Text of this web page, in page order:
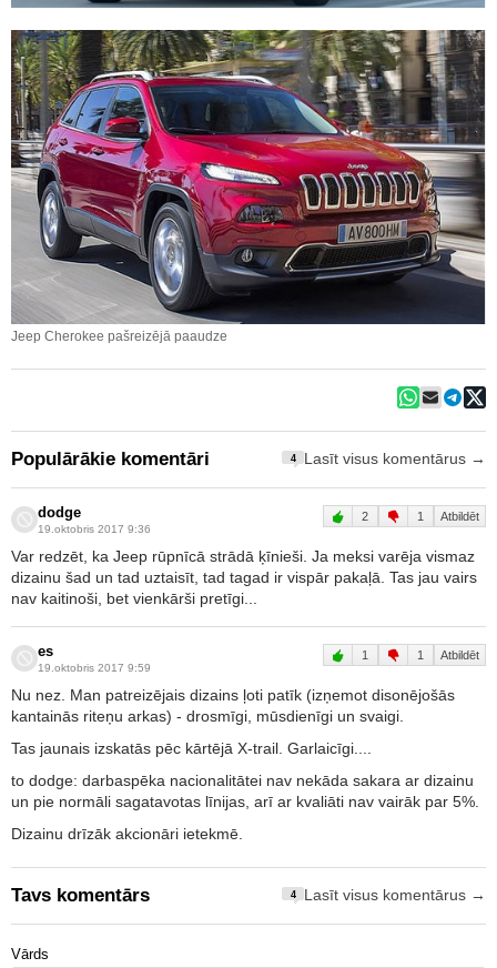
Jeep Cherokee pašreizējā paaudze
Populārākie komentāri 4 Lasīt visus komentārus →
dodge
19.oktobris 2017 9:36
2 1 Atbildēt
Var redzēt, ka Jeep rūpnīcā strādā ķīnieši. Ja meksi varēja vismaz
dizainu šad un tad uztaisīt, tad tagad ir vispār pakaļā. Tas jau vairs
nav kaitinoši, bet vienkārši pretīgi...
es
19.oktobris 2017 9:59
1 1 Atbildēt
Nu nez. Man patreizējais dizains ļoti patīk (izņemot disonējošās
kantainās riteņu arkas) - drosmīgi, mūsdienīgi un svaigi.
Tas jaunais izskatās pēc kārtējā X-trail. Garlaicīgi....
to dodge: darbaspēka nacionalitātei nav nekāda sakara ar dizainu
un pie normāli sagatavotas līnijas, arī ar kvaliāti nav vairāk par 5%.
Dizainu drīzāk akcionāri ietekmē.
Tavs komentārs 4 Lasīt visus komentārus →
Vārds